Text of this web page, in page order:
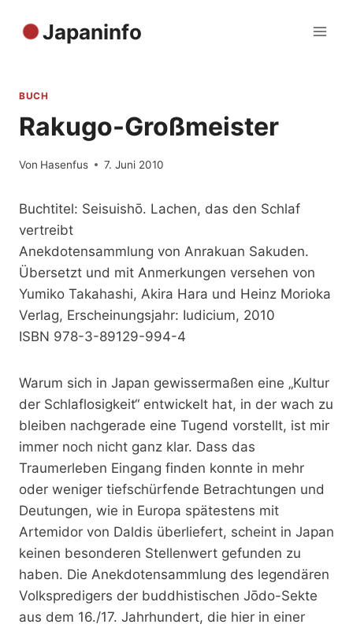
Inhalt
Japaninfo
BUCH
Rakugo-Großmeister
Von Hasenfus 7. Juni 2010
Buchtitel: Seisuishō. Lachen, das den Schlaf
vertreibt
Anekdotensammlung von Anrakuan Sakuden.
Übersetzt und mit Anmerkungen versehen von
Yumiko Takahashi, Akira Hara und Heinz Morioka
Verlag, Erscheinungsjahr: Iudicium, 2010
ISBN 978-3-89129-994-4
Warum sich in Japan gewissermaßen eine „Kultur
der Schlaflosigkeit“ entwickelt hat, in der wach zu
bleiben nachgerade eine Tugend vorstellt, ist mir
immer noch nicht ganz klar. Dass das
Traumerleben Eingang finden konnte in mehr
oder weniger tiefschürfende Betrachtungen und
Deutungen, wie in Europa spätestens mit
Artemidor von Daldis überliefert, scheint in Japan
keinen besonderen Stellenwert gefunden zu
haben. Die Anekdotensammlung des legendären
Volkspredigers der buddhistischen Jōdo-Sekte
aus dem 16./17. Jahrhundert, die hier in einer